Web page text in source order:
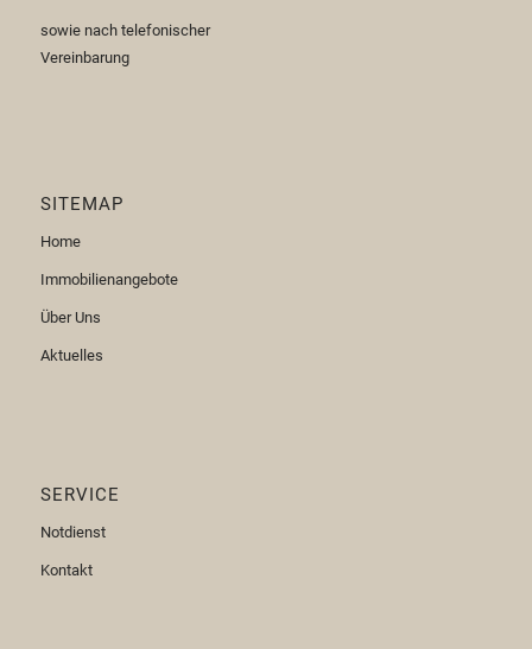
sowie nach telefonischer
Vereinbarung
SITEMAP
Home
Immobilienangebote
Über Uns
Aktuelles
SERVICE
Notdienst
Kontakt